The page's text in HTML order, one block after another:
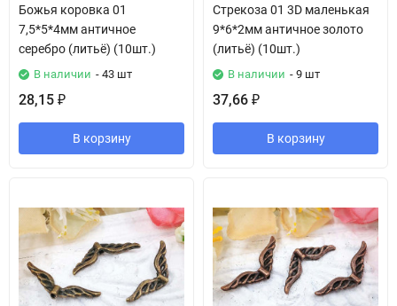
Божья коровка 01
7,5*5*4мм античное
серебро (литьё) (10шт.)
В наличии - 43 шт
28,15 ₽
В корзину
Стрекоза 01 3D маленькая
9*6*2мм античное золото
(литьё) (10шт.)
В наличии - 9 шт
37,66 ₽
В корзину